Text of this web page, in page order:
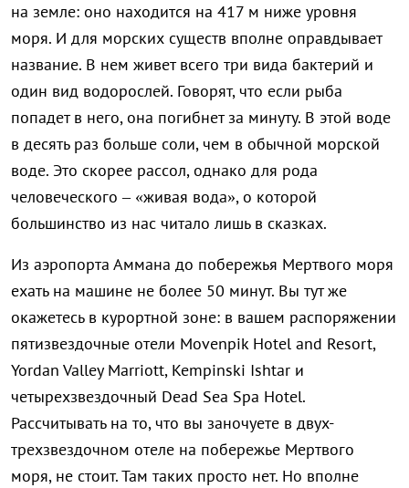
на земле: оно находится на 417 м ниже уровня
моря. И для морских существ вполне оправдывает
название. В нем живет всего три вида бактерий и
один вид водорослей. Говорят, что если рыба
попадет в него, она погибнет за минуту. В этой воде
в десять раз больше соли, чем в обычной морской
воде. Это скорее рассол, однако для рода
человеческого – «живая вода», о которой
большинство из нас читало лишь в сказках.
Из аэропорта Аммана до побережья Мертвого моря
ехать на машине не более 50 минут. Вы тут же
окажетесь в курортной зоне: в вашем распоряжении
пятизвездочные отели Movenpik Hotel and Resort,
Yordan Valley Marriott, Kempinski Ishtar и
четырехзвездочный Dead Sea Spa Hotel.
Рассчитывать на то, что вы заночуете в двух-
трехзвездочном отеле на побережье Мертвого
моря, не стоит. Там таких просто нет. Но вполне